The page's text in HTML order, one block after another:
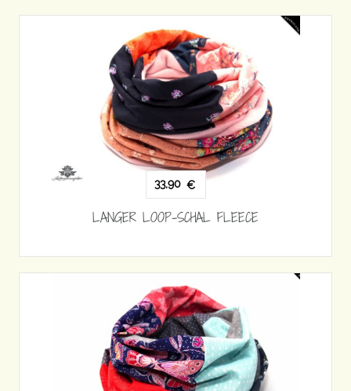
33,90 €
LANGER LOOP-SCHAL FLEECE